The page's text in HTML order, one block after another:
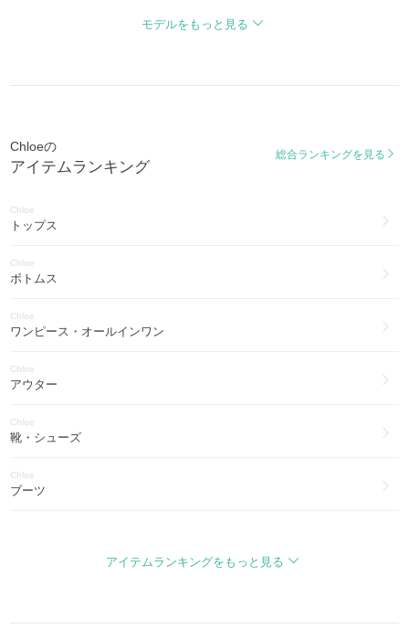
パラティ
Paraty
クロエ シー
Chloe C
フェイ
Faye
ドリュー
Drew
アビー
ABY
エルシー
Elsie
ロイ
Roy
モデルをもっと見る
Chloeの
アイテムランキング
総合ランキングを見る
Chloe
トップス
Chloe
ボトムス
Chloe
ワンピース・オールインワン
Chloe
アウター
Chloe
靴・シューズ
Chloe
ブーツ
アイテムランキングをもっと見る